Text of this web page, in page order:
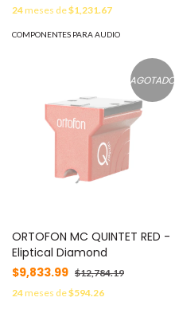
24meses de$1,231.67
COMPONENTES PARA AUDIO
AGOTADO
ORTOFON MC QUINTET RED -
Eliptical Diamond
$9,833.99 $12,784.19
24meses de$594.26